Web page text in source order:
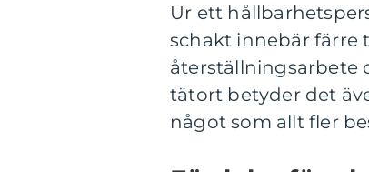
Ur ett
schakt innebär färre
återställningsarbete
tätort betyder det
något som allt fler